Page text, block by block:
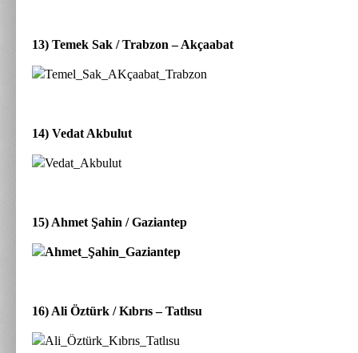
13) Temek Sak / Trabzon – Akçaabat
14) Vedat Akbulut
15) Ahmet Şahin / Gaziantep
16) Ali Öztürk / Kıbrıs – Tatlısu